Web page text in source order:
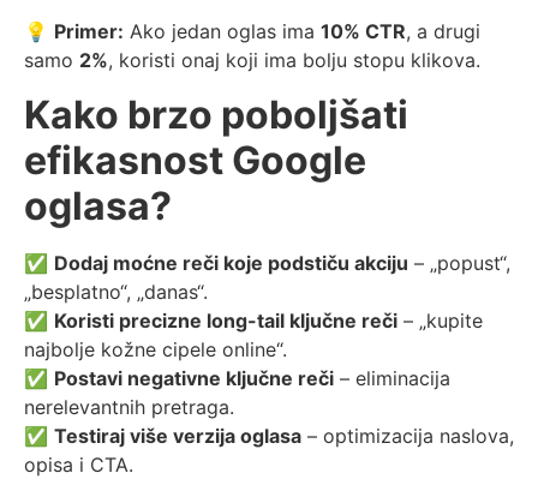
💡 Primer: Ako jedan oglas ima 10% CTR, a drugi
samo 2%, koristi onaj koji ima bolju stopu klikova.
Kako brzo poboljšati
efikasnost Google
oglasa?
✅ Dodaj moćne reči koje podstiču akciju – „popust“,
„besplatno“, „danas“.
✅ Koristi precizne long-tail ključne reči – „kupite
najbolje kožne cipele online“.
✅ Postavi negativne ključne reči – eliminacija
nerelevantnih pretraga.
✅ Testiraj više verzija oglasa – optimizacija naslova,
opisa i CTA.